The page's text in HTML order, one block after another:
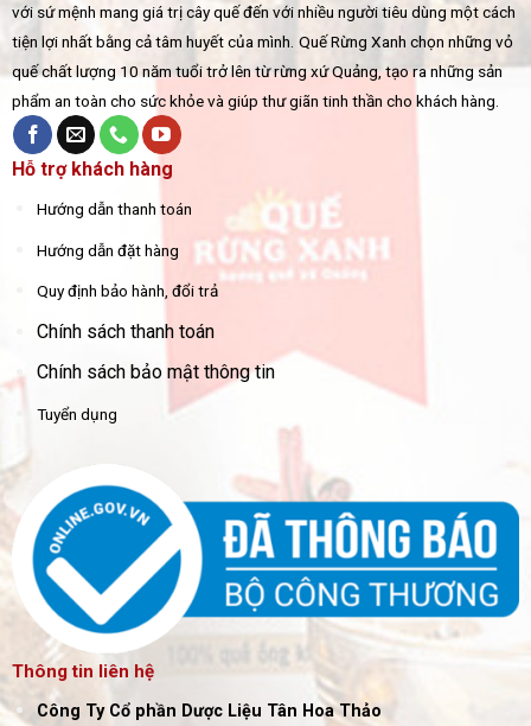
với sứ mệnh mang giá trị cây quế đến với nhiều người tiêu dùng một cách
tiện lợi nhất bằng cả tâm huyết của mình. Quế Rừng Xanh chọn những vỏ
quế chất lượng 10 năm tuổi trở lên từ rừng xứ Quảng, tạo ra những sản
phẩm an toàn cho sức khỏe và giúp thư giãn tinh thần cho khách hàng.
Hỗ trợ khách hàng
Hướng dẫn thanh toán
Hướng dẫn đặt hàng
Quy định bảo hành, đổi trả
Chính sách thanh toán
Chính sách bảo mật thông tin
Tuyển dụng
Thông tin liên hệ
Công Ty Cổ phần Dược Liệu Tân Hoa Thảo